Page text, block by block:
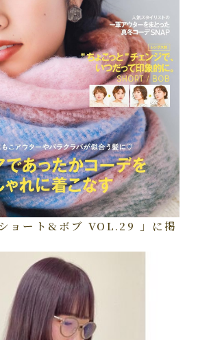
ョート&ボブ VOL.29 」に掲